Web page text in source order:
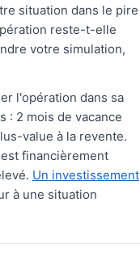
situation dans le pire
reste-t-elle
votre simulation,
l'opération dans sa
: 2 mois de vacance
value à la revente.
financièrement
Un investissement
à une situation